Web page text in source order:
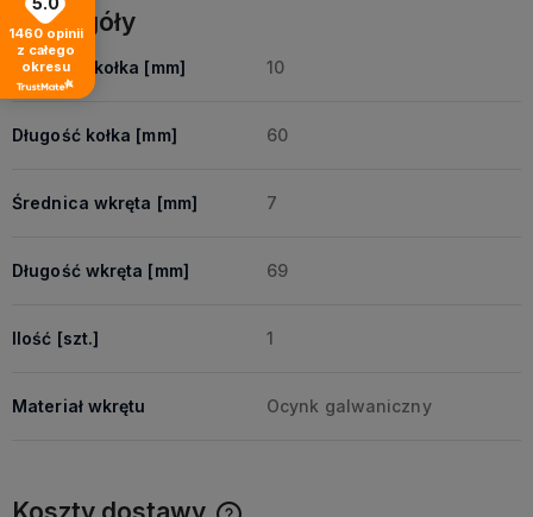
Szczegóły
Średnica kołka [mm] 10
Długość kołka [mm] 60
Średnica wkręta [mm] 7
Długość wkręta [mm] 69
Ilość [szt.] 1
Materiał wkrętu Ocynk galwaniczny
1460 opinii
z całego
okresu